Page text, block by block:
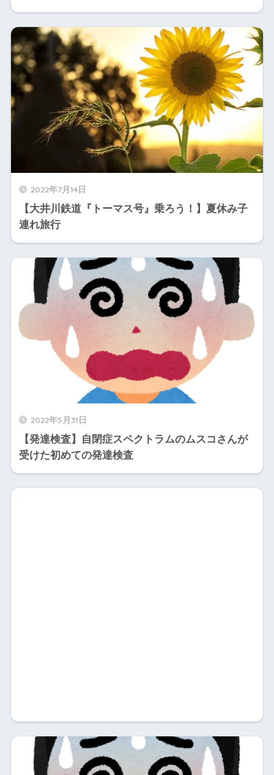
2022年7月14日
【大井川鉄道『トーマス号』乗ろう！】夏休み子
連れ旅行
2022年5月31日
【発達検査】自閉症スペクトラムのムスコさんが
受けた初めての発達検査